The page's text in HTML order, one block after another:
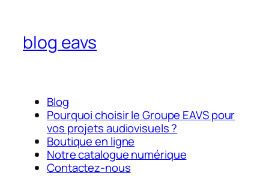
blog eavs
Blog
Pourquoi choisir le Groupe EAVS pour
vos projets audiovisuels ?
Boutique en ligne
Notre catalogue numérique
Contactez-nous